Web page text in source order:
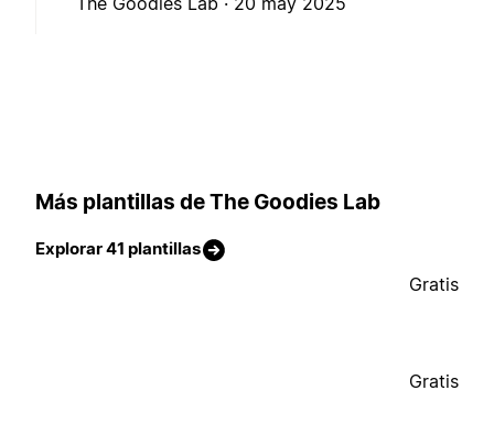
Más plantillas de The Goodies Lab
Explorar 41 plantillas
Gratis
Gratis